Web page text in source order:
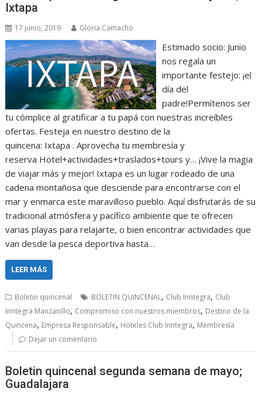
Ixtapa
17 junio, 2019 Gloria Camacho
Estimado socio: Junio
nos regala un
importante festejo: ¡el
día del
padre!Permítenos ser
tu cómplice al gratificar a tu papá con nuestras increíbles
ofertas. Festeja en nuestro destino de la
quincena: Ixtapa . Aprovecha tu membresía y
reserva Hotel+actividades+traslados+tours y… ¡Vive la magia
de viajar más y mejor! Ixtapa es un lugar rodeado de una
cadena montañosa que desciende para encontrarse con el
mar y enmarca este maravilloso pueblo. Aquí disfrutarás de su
tradicional atmósfera y pacífico ambiente que te ofrecen
varias playas para relajarte, o bien encontrar actividades que
van desde la pesca deportiva hasta…
LEER MÁS
Boletin quincenal BOLETIN QUINCENAL, Club Inntegra, Club
Inntegra Manzanillo, Compromiso con nuestros miembros, Destino de la
Quincena, Empresa Responsable, Hoteles Club Inntegra, Membresía
Dejar un comentario
Boletin quincenal segunda semana de mayo;
Guadalajara